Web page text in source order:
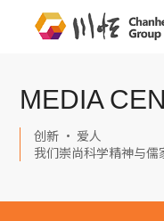
MEDIA
创新 · 爱人
我们崇尚科学精神与儒